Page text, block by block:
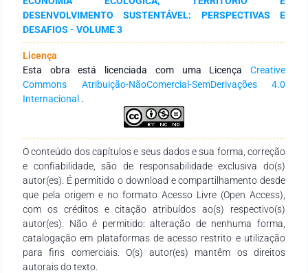
impacto del cambio climático en la agricultura parece variar
con la temperatura y la precipitación en las diferentes
estaciones. Los impactos del cambio climático son
impulsados por la disminución de las precipitaciones, lo que
implica que los esfuerzos de adaptación deben apuntar a
variedades y tecnologías de cultivos más resistentes a la
DESENVOLVIMENTO SUSTENTÁVEL: PERSPECTIVAS E
DESAFIOS - VOLUME 3
Licença
Esta obra está licenciada com uma Licença Creative
Commons Atribuição-NãoComercial-SemDerivações 4.0
Internacional .
O conteúdo dos capítulos e seus dados e sua forma, correção
e confiabilidade, são de responsabilidade exclusiva do(s)
autor(es). É permitido o download e compartilhamento desde
que pela origem e no formato Acesso Livre (Open Access),
com os créditos e citação atribuídos ao(s) respectivo(s)
autor(es). Não é permitido: alteração de nenhuma forma,
catalogação em plataformas de acesso restrito e utilização
para fins comerciais. O(s) autor(es) mantêm os direitos
autorais do texto.